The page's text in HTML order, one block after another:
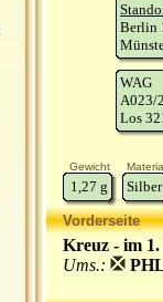
Berlin
WAG
A023/
Los
Gewicht
1,27 g Silber
Vorderseite
Kreuz - im
Ums.: